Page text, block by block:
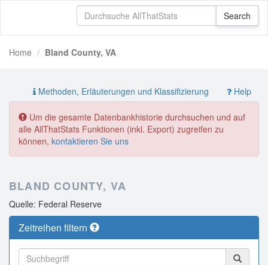
Home Bland County, VA
Methoden, Erläuterungen und Klassifizierung Help
Um die gesamte Datenbankhistorie durchsuchen und auf
alle AllThatStats Funktionen (inkl. Export) zugreifen zu
können, kontaktieren Sie uns
BLAND COUNTY, VA
Quelle: Federal Reserve
Zeitreihen filtern